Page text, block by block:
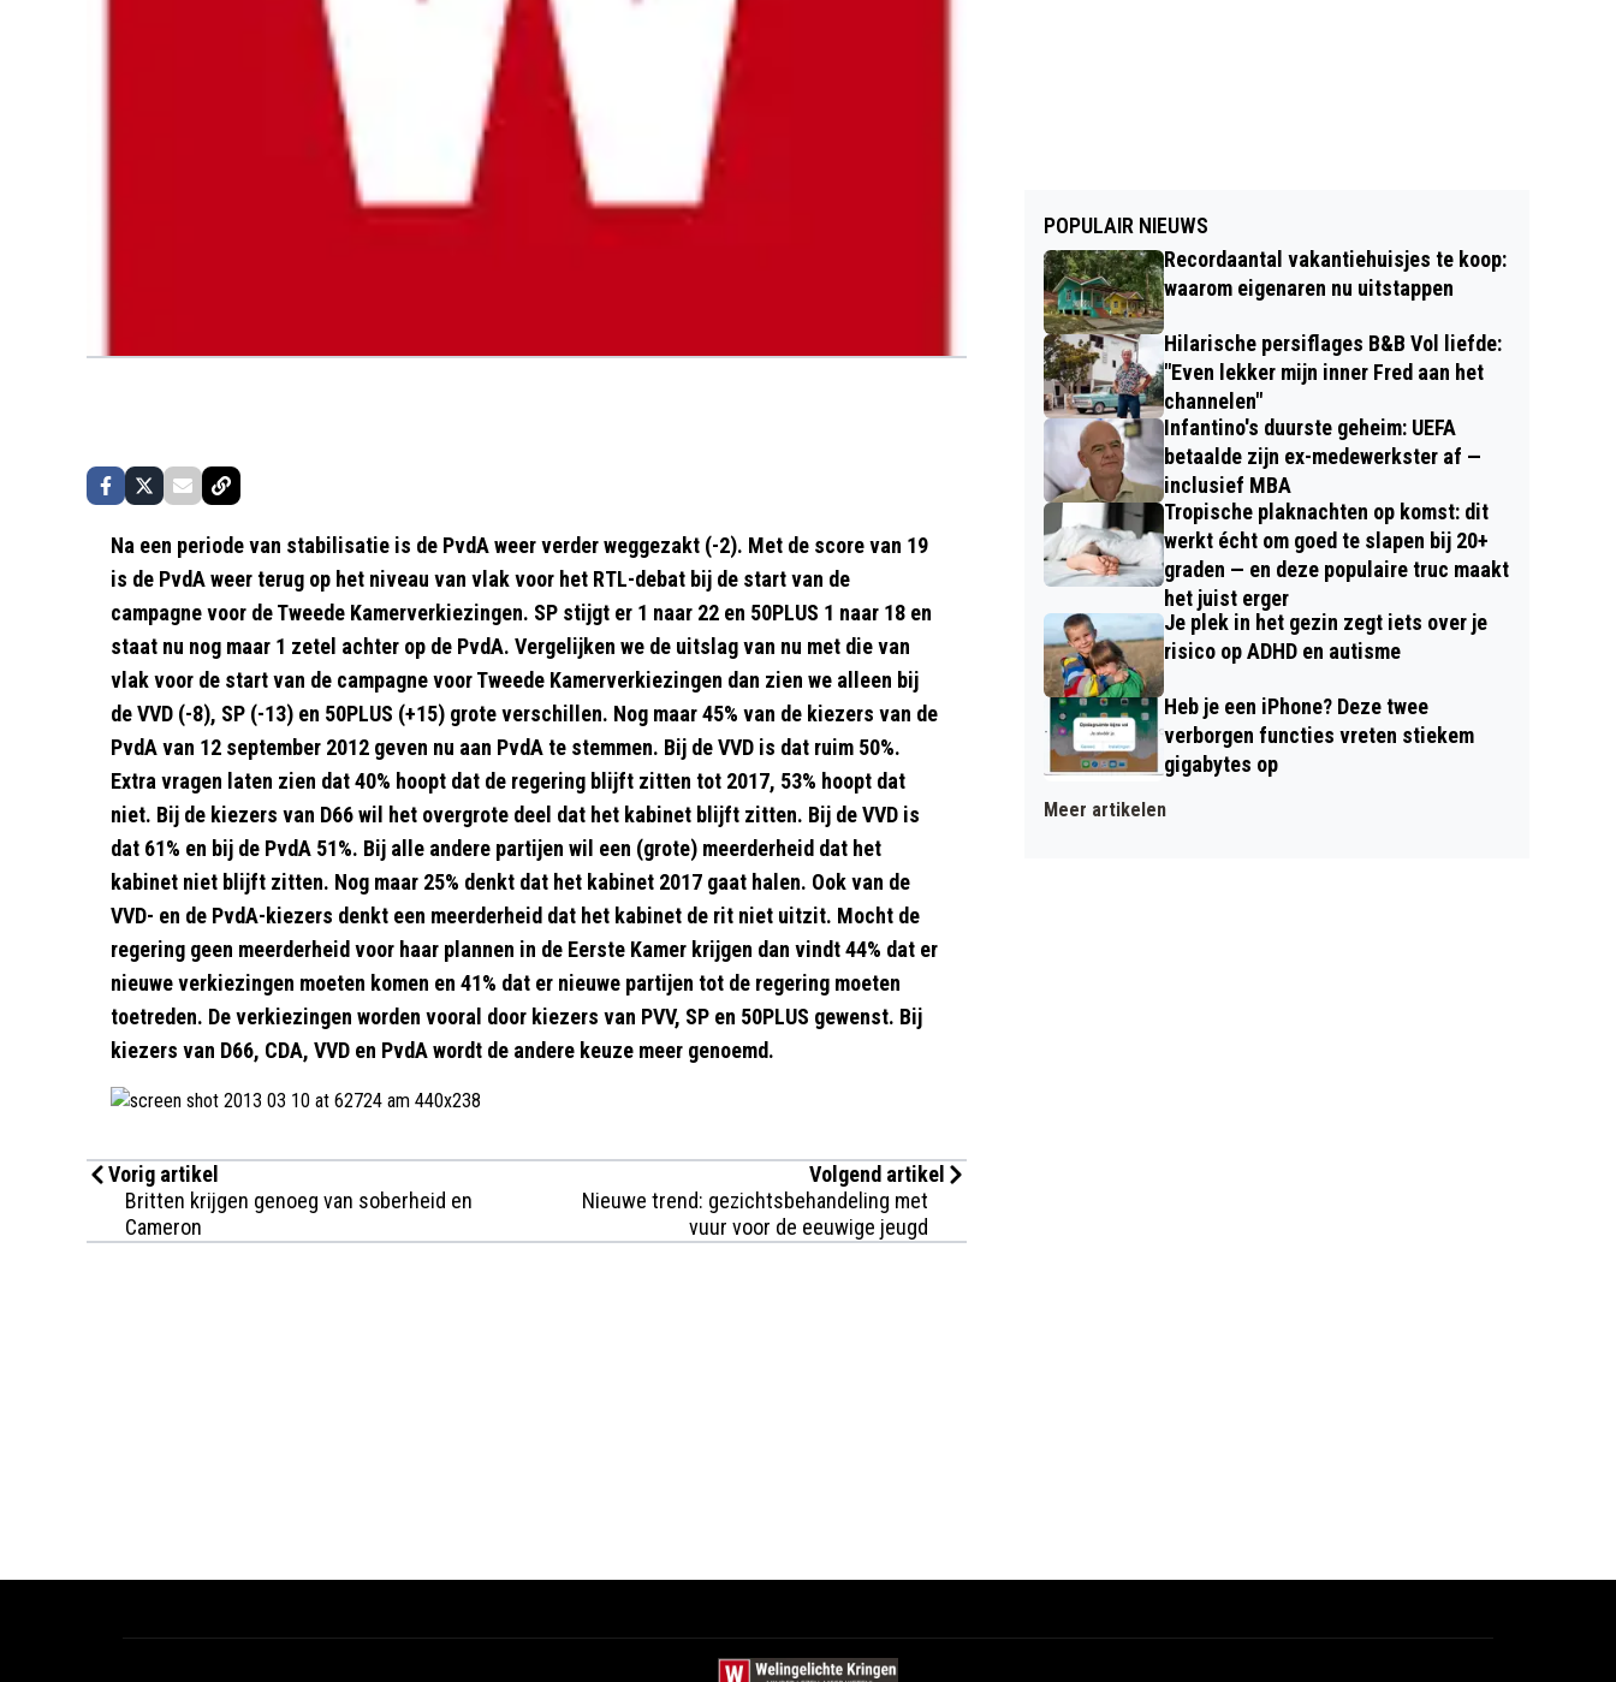
Na een periode van stabilisatie is de PvdA weer verder weggezakt (-2). Met de score van 19
is de PvdA weer terug op het niveau van vlak voor het RTL-debat bij de start van de
campagne voor de Tweede Kamerverkiezingen. SP stijgt er 1 naar 22 en 50PLUS 1 naar 18 en
staat nu nog maar 1 zetel achter op de PvdA. Vergelijken we de uitslag van nu met die van
vlak voor de start van de campagne voor Tweede Kamerverkiezingen dan zien we alleen bij
de VVD (-8), SP (-13) en 50PLUS (+15) grote verschillen. Nog maar 45% van de kiezers van de
PvdA van 12 september 2012 geven nu aan PvdA te stemmen. Bij de VVD is dat ruim 50%.
Extra vragen laten zien dat 40% hoopt dat de regering blijft zitten tot 2017, 53% hoopt dat
niet. Bij de kiezers van D66 wil het overgrote deel dat het kabinet blijft zitten. Bij de VVD is
dat 61% en bij de PvdA 51%. Bij alle andere partijen wil een (grote) meerderheid dat het
kabinet niet blijft zitten. Nog maar 25% denkt dat het kabinet 2017 gaat halen. Ook van de
VVD- en de PvdA-kiezers denkt een meerderheid dat het kabinet de rit niet uitzit. Mocht de
regering geen meerderheid voor haar plannen in de Eerste Kamer krijgen dan vindt 44% dat er
nieuwe verkiezingen moeten komen en 41% dat er nieuwe partijen tot de regering moeten
toetreden. De verkiezingen worden vooral door kiezers van PVV, SP en 50PLUS gewenst. Bij
kiezers van D66, CDA, VVD en PvdA wordt de andere keuze meer genoemd.
Vorig artikel
Britten krijgen genoeg van soberheid en
Cameron
Volgend artikel
Nieuwe trend: gezichtsbehandeling met
vuur voor de eeuwige jeugd
POPULAIR NIEUWS
Recordaantal vakantiehuisjes te koop:
waarom eigenaren nu uitstappen
Hilarische persiflages B&B Vol liefde:
"Even lekker mijn inner Fred aan het
channelen"
Infantino's duurste geheim: UEFA
betaalde zijn ex-medewerkster af —
inclusief MBA
Tropische plaknachten op komst: dit
werkt écht om goed te slapen bij 20+
graden — en deze populaire truc maakt
het juist erger
Je plek in het gezin zegt iets over je
risico op ADHD en autisme
Heb je een iPhone? Deze twee
verborgen functies vreten stiekem
gigabytes op
Meer artikelen